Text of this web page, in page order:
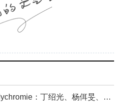
· 色彩之外 Au delà de la polychromie：丁绍光、杨佴旻、Alain Cardenas·Castro巴黎展